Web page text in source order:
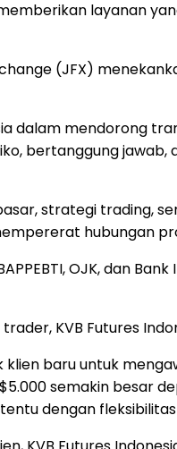
layanan
(JFX)
dalam mendorong
bertanggung
strategi trading,
hubungan
OJK, dan
KVB Futures
klien baru untuk
$5.000semakin besar
dengan